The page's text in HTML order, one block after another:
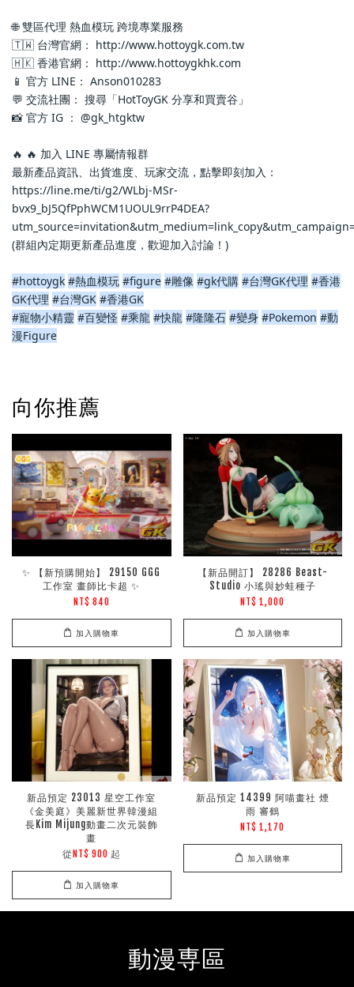
🌐 雙區代理 熱血模玩 跨境專業服務
🇹🇼 台灣官網： http://www.hottoygk.com.tw
🇭🇰 香港官網： http://www.hottoygkhk.com
📱 官方 LINE： Anson010283
💬 交流社團： 搜尋「HotToyGK 分享和買賣谷」
📸 官方 IG ： @gk_htgktw
🔥 🔥 加入 LINE 專屬情報群
最新產品資訊、出貨進度、玩家交流，點擊即刻加入：
https://line.me/ti/g2/WLbj-MSr-
bvx9_bJ5QfPphWCM1UOUL9rrP4DEA?
(群組內定期更新產品進度，歡迎加入討論！)
#hottoygk #熱血模玩 #figure #雕像 #gk代購 #台灣GK代理 #香港
GK代理 #台灣GK #香港GK
#寵物小精靈 #百變怪 #乘龍 #快龍 #隆隆石 #變身 #Pokemon #動
漫Figure
向你推薦
✨ 【新預購開始】 29150 GGG
工作室 畫師比卡超 ✨
NT$ 840
加入購物車
【新品開訂】 28286 Beast-
Studio 小瑤與妙蛙種子
NT$ 1,000
加入購物車
新品預定 23013 星空工作室
《金美庭》美麗新世界韓漫組
長Kim Mijung動畫二次元裝飾
畫
從 NT$ 900 起
加入購物車
新品預定 14399 阿喵畫社 煙
雨 審鶴
NT$ 1,170
加入購物車
動漫専區